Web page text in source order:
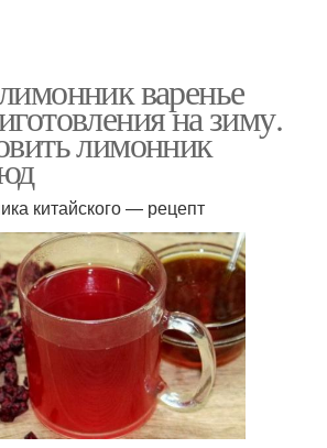
варенье
на зиму.
лимонник
китайского — рецепт